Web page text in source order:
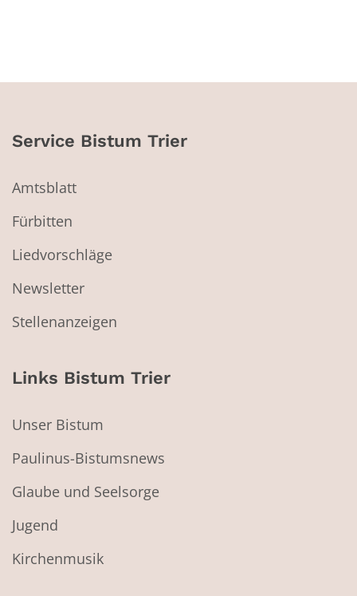
Service Bistum Trier
Amtsblatt
Fürbitten
Liedvorschläge
Newsletter
Stellenanzeigen
Links Bistum Trier
Unser Bistum
Paulinus-Bistumsnews
Glaube und Seelsorge
Jugend
Kirchenmusik